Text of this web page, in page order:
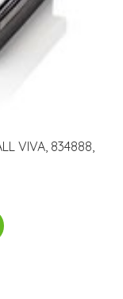
VIVA, 834888,